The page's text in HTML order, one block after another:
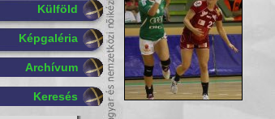
Külföld
Képgaléria
Archívum
Keresés